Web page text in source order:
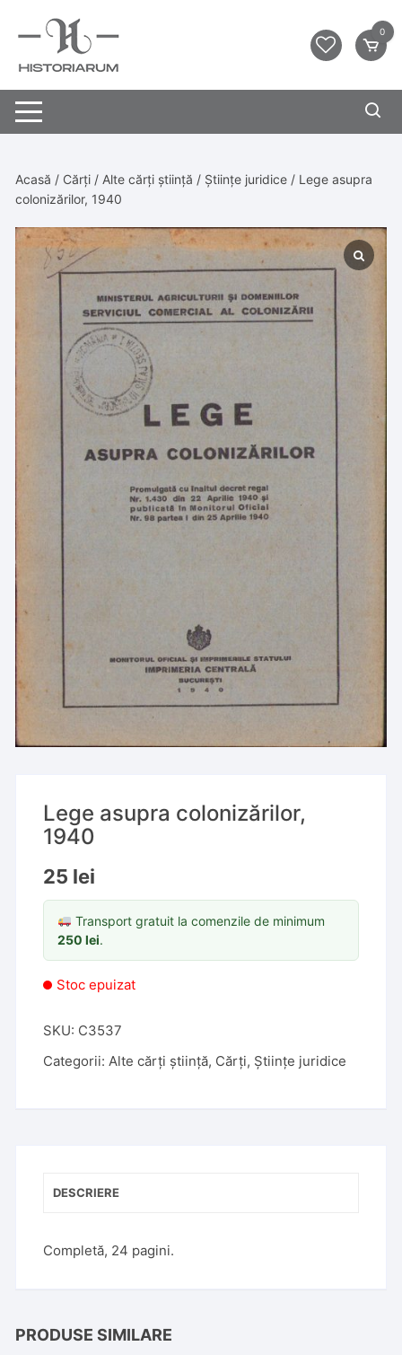
0
Acasă / Cărți / Alte cărți știință / Științe juridice / Lege asupra
colonizărilor, 1940
Lege asupra colonizărilor,
1940
25 lei
Transport gratuit la comenzile de minimum
250lei.
Stoc epuizat
SKU: C3537
Categorii:Alte cărți știință, Cărți, Științe juridice
DESCRIERE
Completă, 24 pagini.
PRODUSE SIMILARE